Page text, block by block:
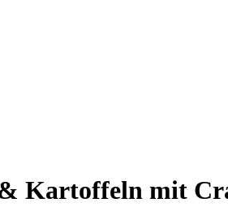
Kartoffeln mit